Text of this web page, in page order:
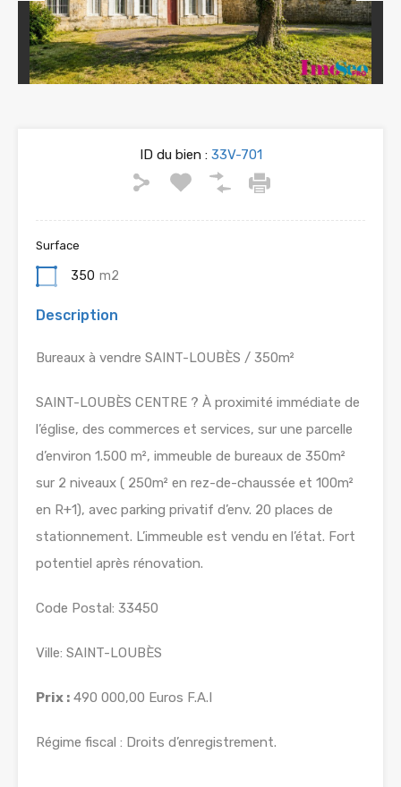
Previous Next
ID du bien :33V-701
Surface
350 m2
Description
Bureaux à vendre SAINT-LOUBÈS / 350m²
SAINT-LOUBÈS CENTRE ? À proximité immédiate de
l’église, des commerces et services, sur une parcelle
d’environ 1.500 m², immeuble de bureaux de 350m²
sur 2 niveaux ( 250m² en rez-de-chaussée et 100m²
en R+1), avec parking privatif d’env. 20 places de
stationnement. L’immeuble est vendu en l’état. Fort
potentiel après rénovation.
Code Postal: 33450
Ville: SAINT-LOUBÈS
Prix : 490 000,00 Euros F.A.I
Régime fiscal : Droits d’enregistrement.